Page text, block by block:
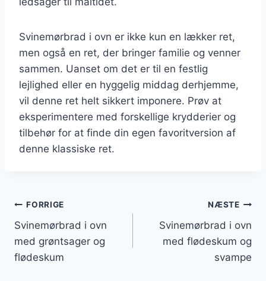
Svinemørbrad i ovn er ikke kun en lækker ret,
men også en ret, der bringer familie og venner
sammen. Uanset om det er til en festlig
lejlighed eller en hyggelig middag derhjemme,
vil denne ret helt sikkert imponere. Prøv at
eksperimentere med forskellige krydderier og
tilbehør for at finde din egen favoritversion af
denne klassiske ret.
Indlægsnavigation
FORRIGE
Svinemørbrad i ovn
med grøntsager og
flødeskum
NÆSTE
Svinemørbrad i ovn
med flødeskum og
svampe